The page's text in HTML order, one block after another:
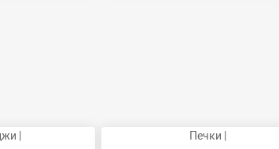
| Печки |